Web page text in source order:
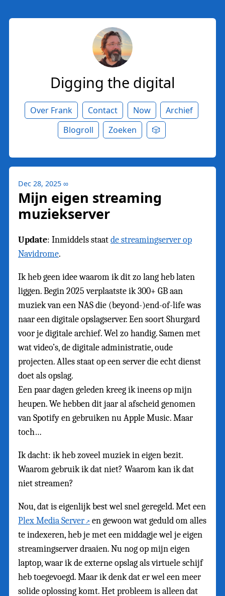
Digging the digital
Over Frank Contact Now
Archief
Blogroll
Zoeken 🎲
Dec 28, 2025 ∞
Mijn eigen streaming
muziekserver
Update: Inmiddels staatde streamingserver op
Navidrome.
Ik heb geen idee waarom ik dit zo lang heb laten
liggen. Begin 2025 verplaatste ik 300+ GB aan
muziek van een NAS die (beyond-)end-of-life was
naar een digitale opslagserver. Een soort Shurgard
voor je digitale archief. Wel zo handig. Samen met
wat video’s, de digitale administratie, oude
projecten. Alles staat op een server die echt dienst
doet als opslag.
Een paar dagen geleden kreeg ik ineens op mijn
heupen. We hebben dit jaar al afscheid genomen
van Spotify en gebruiken nu Apple Music. Maar
toch…
Ik dacht: ik heb zoveel muziek in eigen bezit.
Waarom gebruik ik dat niet? Waarom kan ik dat
niet streamen?
Nou, dat is eigenlijk best wel snel geregeld. Met een
Plex Media Server
en gewoon wat geduld om alles
te indexeren, heb je met een middagje wel je eigen
streamingserver draaien. Nu nog op mijn eigen
laptop, waar ik de externe opslag als virtuele schijf
heb toegevoegd. Maar ik denk dat er wel een meer
solide oplossing komt. Het probleem is alleen dat